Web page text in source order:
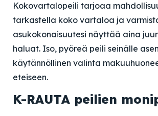
Kokovartalopeili tarjoaa
tarkastella koko vartaloa ja
asukokonaisuutesi näyttää aina
haluat. Iso, pyöreä peili seinälle
käytännöllinen valinta
eteiseen.
K-RAUTA peilien